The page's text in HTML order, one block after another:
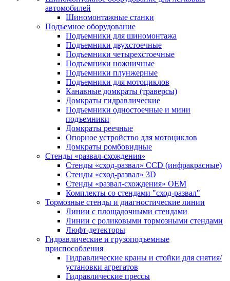
автомобилей
Шиномонтажные станки
Подъемное оборудование
Подъемники для шиномонтажа
Подъемники двухстоечные
Подъемники четырехстоечные
Подъемники ножничные
Подъемники плунжерные
Подъемники для мотоциклов
Канавные домкраты (траверсы)
Домкраты гидравлические
Подъемники одностоечные и мини
подъемники
Домкраты реечные
Опорное устройство для мотоциклов
Домкраты ромбовидные
Стенды «развал-схождения»
Стенды «сход-развал» CCD (инфракрасные)
Стенды «сход-развал» 3D
Стенды «развал-схождения» ОЕМ
Комплекты со стендами "сход-развал"
Тормозные стенды и диагностические линии
Линии с площадочными стендами
Линии с роликовыми тормозными стендами
Люфт-детекторы
Гидравлические и грузоподъемные
приспособления
Гидравлические краны и стойки для снятия/
установки агрегатов
Гидравлические прессы